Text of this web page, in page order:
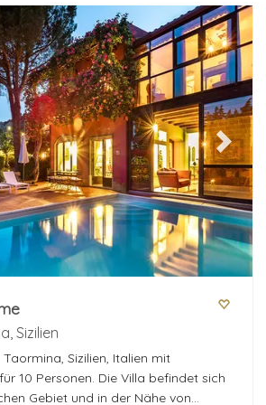
Next
Sizilien
Taormina, Sizilien, Italien mit
10 Personen. Die Villa befindet sich
Gebiet und in der Nähe von